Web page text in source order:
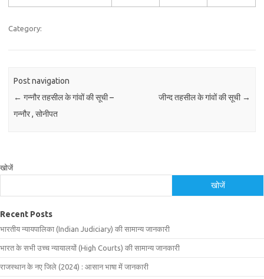
Category:
Post navigation
← गन्नौर तहसील के गांवों की सूची –
गन्नौर , सोनीपत
जीन्द तहसील के गांवों की सूची →
खोजें
खोजें
Recent Posts
भारतीय न्यायपालिका (Indian Judiciary) की सामान्य जानकारी
भारत के सभी उच्च न्यायालयों (High Courts) की सामान्य जानकारी
राजस्थान के नए जिले (2024) : आसान भाषा में जानकारी